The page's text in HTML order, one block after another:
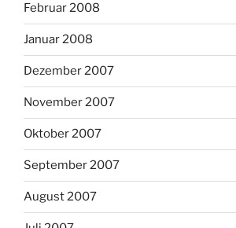
Februar 2008
Januar 2008
Dezember 2007
November 2007
Oktober 2007
September 2007
August 2007